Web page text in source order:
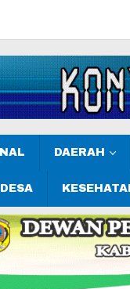
DAERAH